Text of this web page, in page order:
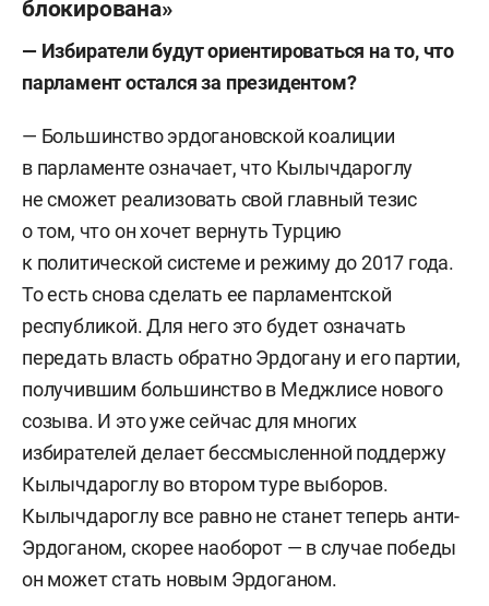
блокирована»
— Избиратели будут ориентироваться на то, что
парламент остался за президентом?
— Большинство эрдогановской коалиции
в парламенте означает, что Кылычдароглу
не сможет реализовать свой главный тезис
о том, что он хочет вернуть Турцию
к политической системе и режиму до 2017 года.
То есть снова сделать ее парламентской
республикой. Для него это будет означать
передать власть обратно Эрдогану и его партии,
получившим большинство в Меджлисе нового
созыва. И это уже сейчас для многих
избирателей делает бессмысленной поддержу
Кылычдароглу во втором туре выборов.
Кылычдароглу все равно не станет теперь анти-
Эрдоганом, скорее наоборот — в случае победы
он может стать новым Эрдоганом.